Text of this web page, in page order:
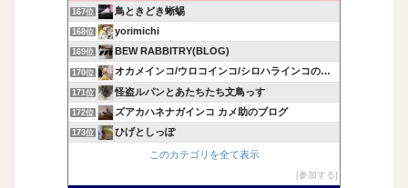
167位 鳥ときどき蜥蜴
168位 yorimichi
169位 BEW RABBITRY(BLOG)
170位 オカメインコ/ウロコインコ/シロハラインコの飼育記録
171位 怪盗ルパンとあたちたち文鳥っす
172位 ズアカハネナガインコ カメ助のブログ
173位 ひげとしっぽ
このカテゴリを全て表示
参加する